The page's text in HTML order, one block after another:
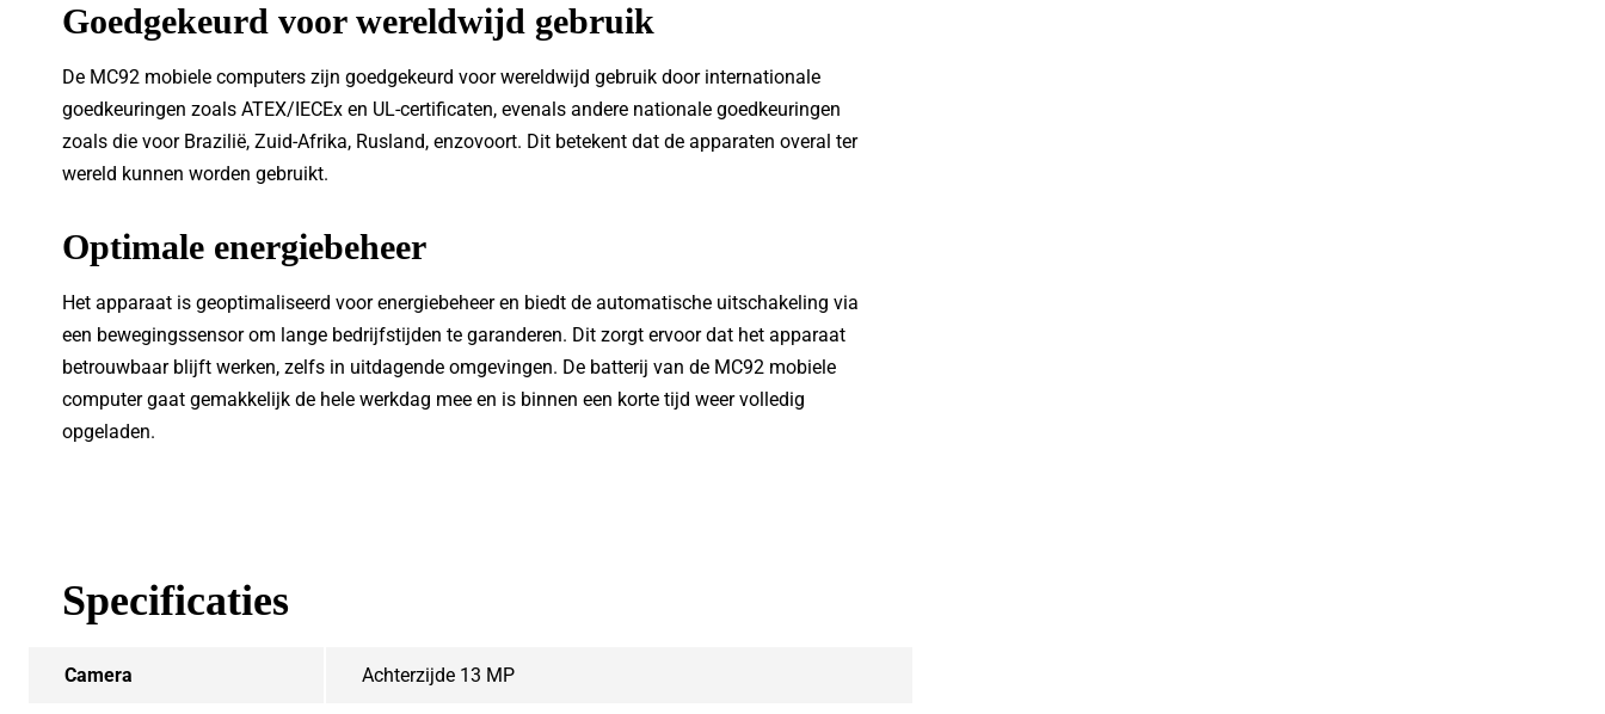
Goedgekeurd voor wereldwijd gebruik
De MC92 mobiele computers zijn goedgekeurd voor wereldwijd gebruik door internationale
goedkeuringen zoals ATEX/IECEx en UL-certificaten, evenals andere nationale goedkeuringen
zoals die voor Brazilië, Zuid-Afrika, Rusland, enzovoort. Dit betekent dat de apparaten overal ter
wereld kunnen worden gebruikt.
Optimale energiebeheer
Het apparaat is geoptimaliseerd voor energiebeheer en biedt de automatische uitschakeling via
een bewegingssensor om lange bedrijfstijden te garanderen. Dit zorgt ervoor dat het apparaat
betrouwbaar blijft werken, zelfs in uitdagende omgevingen. De batterij van de MC92 mobiele
computer gaat gemakkelijk de hele werkdag mee en is binnen een korte tijd weer volledig
opgeladen.
Specificaties
Camera Achterzijde 13 MP